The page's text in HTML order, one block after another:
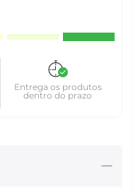
Entrega os produtos
dentro do prazo